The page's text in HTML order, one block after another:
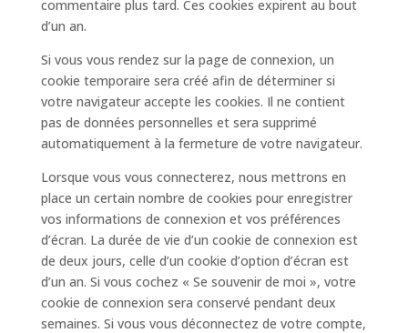
commentaire plus tard. Ces cookies expirent au bout
d’un an.
Si vous vous rendez sur la page de connexion, un
cookie temporaire sera créé afin de déterminer si
votre navigateur accepte les cookies. Il ne contient
pas de données personnelles et sera supprimé
automatiquement à la fermeture de votre navigateur.
Lorsque vous vous connecterez, nous mettrons en
place un certain nombre de cookies pour enregistrer
vos informations de connexion et vos préférences
d’écran. La durée de vie d’un cookie de connexion est
de deux jours, celle d’un cookie d’option d’écran est
d’un an. Si vous cochez « Se souvenir de moi », votre
cookie de connexion sera conservé pendant deux
semaines. Si vous vous déconnectez de votre compte,